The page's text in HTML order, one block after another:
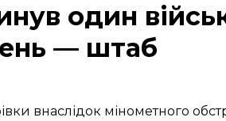
один
— штаб
внаслідок мінометного